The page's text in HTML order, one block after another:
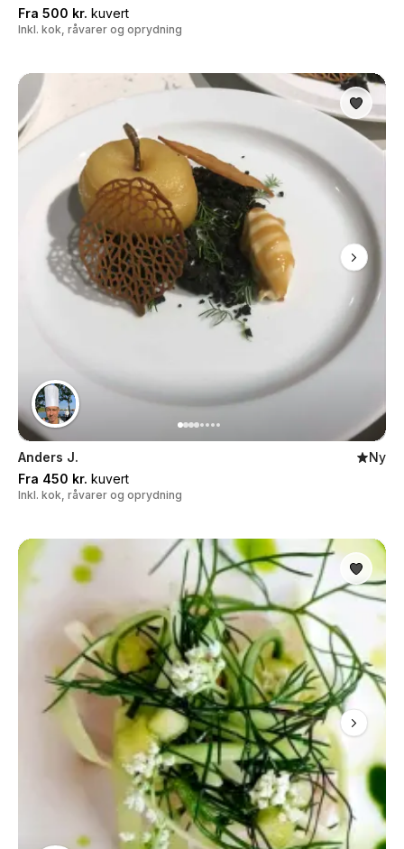
Fra 500 kr. kuvert
Inkl. kok, råvarer og oprydning
Anders J.
Ny
Fra 450 kr. kuvert
Inkl. kok, råvarer og oprydning